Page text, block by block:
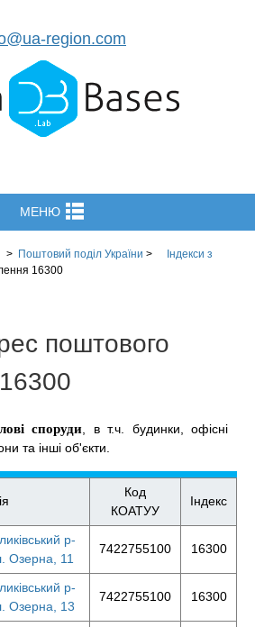
region.com
МЕНЮ
> Поштовий поділ України >
Індекси з
16300
поштового
споруди , в т.ч. будинки, офісні
та інші об'єкти.
Код
КОАТУУ
Індекс
р-
Озерна, 11
7422755100 16300
р-
Озерна, 13
7422755100 16300